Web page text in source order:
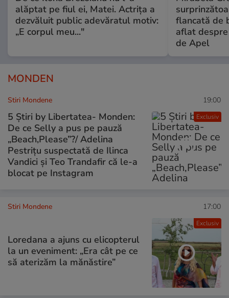
alăptat pe fiul ei, Matei. Actrița a
dezvăluit public adevăratul motiv:
„E corpul meu..."
flancată de
aflat
de Apel
MONDEN
Exclusiv
Stiri Mondene 19:00
5 Știri by Libertatea- Monden:
De ce Selly a pus pe pauză
„Beach,Please”?/ Adelina
Pestrițu suspectată de Ilinca
Vandici și Teo Trandafir că le-a
blocat pe Instagram
Exclusiv
Stiri Mondene 17:00
Loredana a ajuns cu elicopterul
la un eveniment: „Era cât pe ce
să aterizăm la mănăstire”